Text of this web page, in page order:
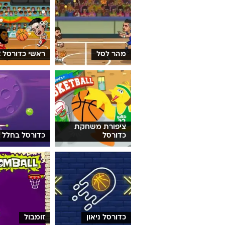
מהר לסל ראשי כדורסל 2
ציפורת משחקת
כדורסל
כדורסל בחלל
כדורסל ניאון זומבול